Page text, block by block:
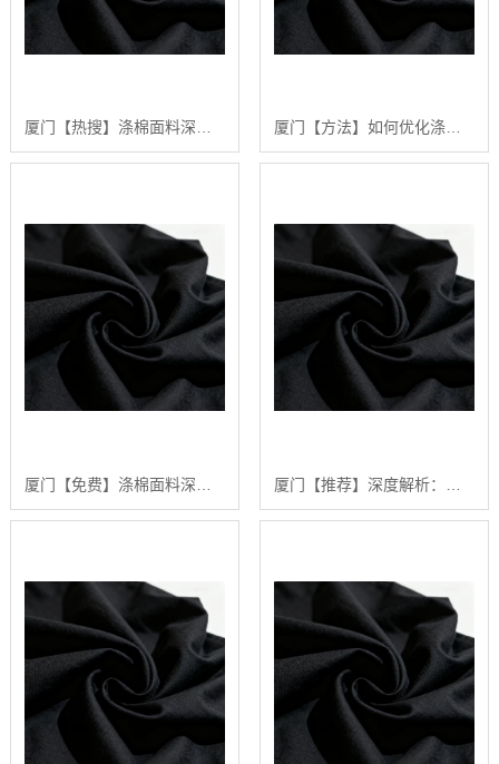
厦门【热搜】涤棉面料深度解析：构建高品质、可持续纺织品供应链的行业白皮书【精梳涤棉坯布长期供应合作案例】【有哪些?】 厦门【方法】如何优化涤棉面料的染色效果：陕西秦塬纺织的深度技术指南【怎么用?】